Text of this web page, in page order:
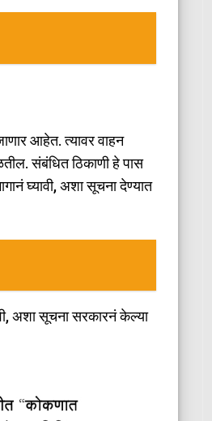
आहेत. त्यावर वाहन
संबंधित ठिकाणी हे पास
घ्यावी, अशा सूचना देण्यात
अशा सूचना सरकारनं केल्या